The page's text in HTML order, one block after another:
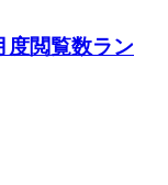
度閲覧数ラン